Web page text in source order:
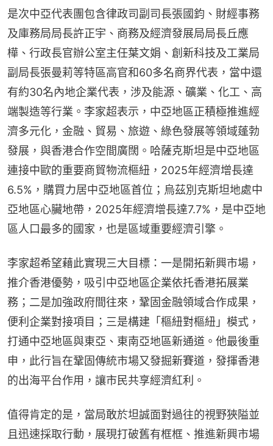
是次中亞代表團包含律政司副司長張國鈞、財經事務
及庫務局局長許正宇、商務及經濟發展局局長丘應
樺、行政長官辦公室主任葉文娟、創新科技及工業局
副局長張曼莉等特區高官和60多名商界代表，當中還
有約30名內地企業代表，涉及能源、礦業、化工、高
端製造等行業。李家超表示，中亞地區正積極推進經
濟多元化，金融、貿易、旅遊、綠色發展等領域蓬勃
發展，與香港合作空間廣闊。哈薩克斯坦是中亞地區
連接中歐的重要商貿物流樞紐，2025年經濟增長達
6.5%，購買力居中亞地區首位；烏茲別克斯坦地處中
亞地區心臟地帶，2025年經濟增長達7.7%，是中亞地
區人口最多的國家，也是區域重要經濟引擎。
李家超希望藉此實現三大目標：一是開拓新興市場，
推介香港優勢，吸引中亞地區企業依托香港拓展業
務；二是加強政府間往來，鞏固金融領域合作成果，
便利企業對接項目；三是構建「樞紐對樞紐」模式，
打通中亞地區與東亞、東南亞地區新通道。他最後重
申，此行旨在鞏固傳統市場又發掘新賽道，發揮香港
的出海平台作用，讓市民共享經濟紅利。
值得肯定的是，當局敢於坦誠面對過往的視野狹隘並
且迅速採取行動，展現打破舊有框框、推進新興市場